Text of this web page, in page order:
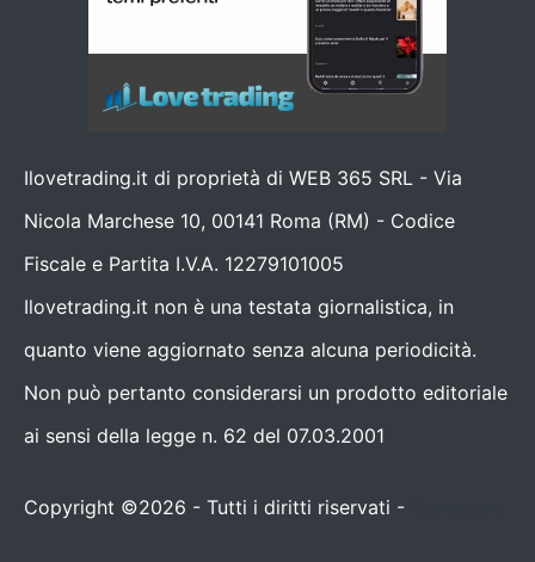
Ilovetrading.it di proprietà di WEB 365 SRL - Via
Nicola Marchese 10, 00141 Roma (RM) - Codice
Fiscale e Partita I.V.A. 12279101005
Ilovetrading.it non è una testata giornalistica, in
quanto viene aggiornato senza alcuna periodicità.
Non può pertanto considerarsi un prodotto editoriale
ai sensi della legge n. 62 del 07.03.2001
Copyright ©2026 - Tutti i diritti riservati -